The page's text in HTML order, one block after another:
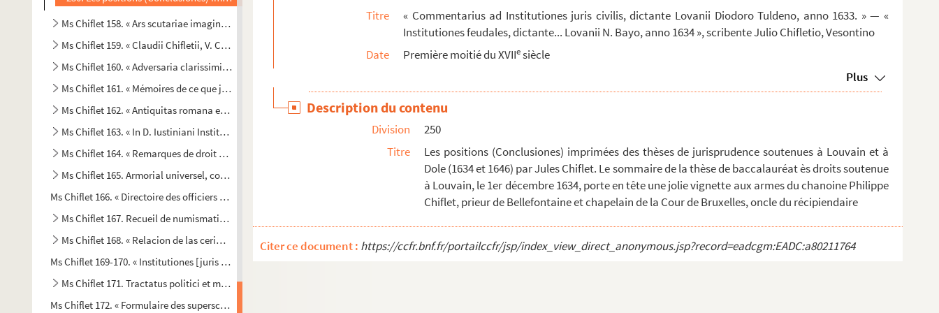
Ms Chiflet 158. « Ars scutariae imaginis, ad candidatos bonarum artium adolescentes », auctore Joanne Jacobo Chiflet...
Ms Chiflet 159. « Claudii Chifletii, V. C., regii legum in Academia Dolana antecessoris, ad tit. De verborum signifi...
Ms Chiflet 160. « Adversaria clarissimi domini Claudii Chifletii, regis legum antecessoris »
Ms Chiflet 161. « Mémoires de ce que j'ay veu, leu ou appris digne d'estre remarqué, rangé selon l'ordre convenable ...
Ms Chiflet 162. « Antiquitas romana ex Justo Lipsio aliisque probatis auctoribus : accessere judicia variorum histor...
Ms Chiflet 163. « In D. Iustiniani Institutionum libros Enarrationes, auct. Constantio Chifletio, l-C, Claudii filio...
Ms Chiflet 164. « Remarques de droit et de pratique sur les
de l'empereur Justinian, par messire Jules ...
Ms Chiflet 165. Armorial universel, compilé par Jules Chiflet
Ms Chiflet 166. « Directoire des officiers de l'ordre de la Toison d'or, composé par messire Viglius de Zuichem, pré...
Ms Chiflet 167. Recueil de numismatique
Ms Chiflet 168. « Relacion de las cerimonias que se han de guardar quando Su Magestad hecha el collar de su real man...
Ms Chiflet 169-170. « Institutiones [juris caesarei et] juris canonici..., ab erudito viro Joanne Symone Clerc dictatae ...
Ms Chiflet 171. Tractatus politici et morales, collectore Julio Chifletio
Ms Chiflet 172. « Formulaire des superscriptions de lettres en la secrétairie et chancellerie de l'Empereur, dressé ...
Titre
« Commentarius ad Institutiones juris civilis, dictante Lovanii Diodoro Tuldeno, anno 1633. » — «
Institutiones feudales, dictante... Lovanii N. Bayo, anno 1634 », scribente Julio Chifletio, Vesontino
Date
Première moitié du XVIIesiècle
Plus
Description du contenu
Division
250
Titre
Les positions (Conclusiones) imprimées des thèses de jurisprudence soutenues à Louvain et à
Dole (1634 et 1646) par Jules Chiflet. Le sommaire de la thèse de baccalauréat ès droits soutenue
à Louvain, le 1er décembre 1634, porte en tête une jolie vignette aux armes du chanoine Philippe
Chiflet, prieur de Bellefontaine et chapelain de la Cour de Bruxelles, oncle du récipiendaire
Citer ce document : https://ccfr.bnf.fr/portailccfr/jsp/index_view_direct_anonymous.jsp?record=eadcgm:EADC:a80211764